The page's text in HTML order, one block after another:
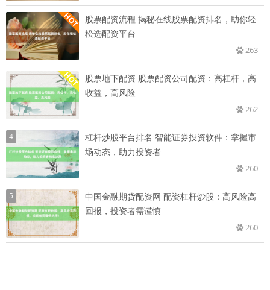
股票配资流程 揭秘在线股票配资排名，助你轻
松选配资平台
263
股票地下配资 股票配资公司配资：高杠杆，高
收益，高风险
262
4
杠杆炒股平台排名 智能证券投资软件：掌握市
场动态，助力投资者
260
5
中国金融期货配资网 配资杠杆炒股：高风险高
回报，投资者需谨慎
260